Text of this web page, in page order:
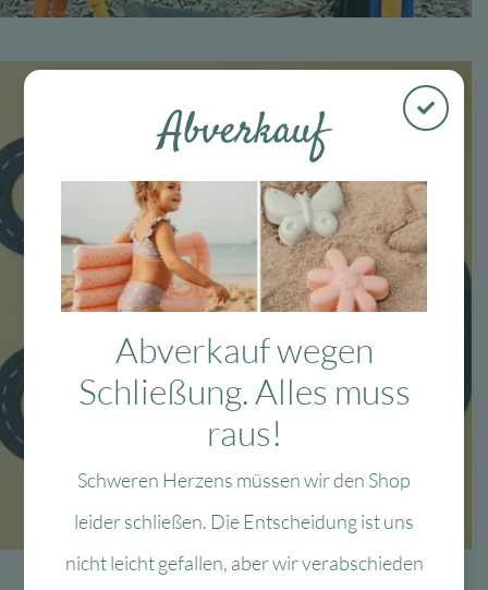
Londji
wunderschöne Puzzle, Spiele & mehr
Jetzt entdecken
Abverkauf
Abverkauf wegen
Schließung. Alles muss
raus!
Schweren Herzens müssen wir den Shop
leider schließen. Die Entscheidung ist uns
nicht leicht gefallen, aber wir verabschieden